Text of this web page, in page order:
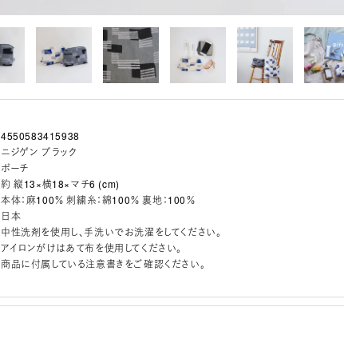
4550583415938
ニジゲン ブラック
ポーチ
約 縦13×横18×マチ6 (cm)
本体：麻100％ 刺繍糸：綿100％ 裏地：100％
日本
中性洗剤を使用し、手洗いでお洗濯をしてください。
アイロンがけはあて布を使用してください。
商品に付属している注意書きをご確認ください。